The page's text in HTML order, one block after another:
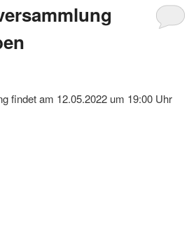
findet am 12.05.2022 um 19:00 Uhr